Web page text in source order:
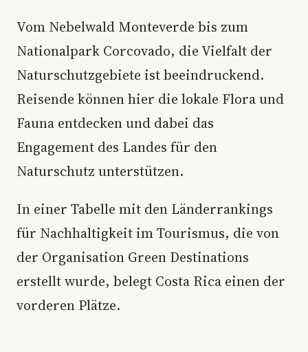
Vom Nebelwald Monteverde bis zum
Nationalpark Corcovado, die Vielfalt der
Naturschutzgebiete ist beeindruckend.
Reisende können hier die lokale Flora und
Fauna entdecken und dabei das
Engagement des Landes für den
Naturschutz unterstützen.
In einer Tabelle mit den Länderrankings
für Nachhaltigkeit im Tourismus, die von
der Organisation Green Destinations
erstellt wurde, belegt Costa Rica einen der
vorderen Plätze.